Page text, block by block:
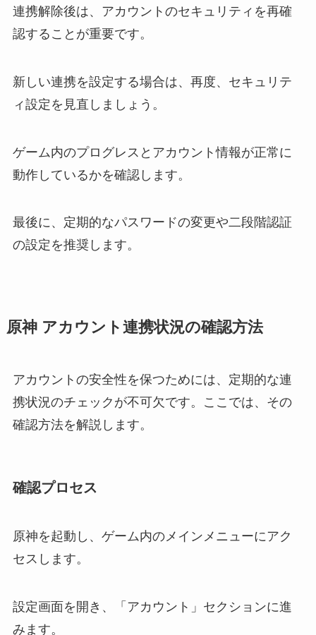
連携解除後は、アカウントのセキュリティを再確
認することが重要です。
新しい連携を設定する場合は、再度、セキュリテ
ィ設定を見直しましょう。
ゲーム内のプログレスとアカウント情報が正常に
動作しているかを確認します。
最後に、定期的なパスワードの変更や二段階認証
の設定を推奨します。
原神 アカウント連携状況の確認方法
アカウントの安全性を保つためには、定期的な連
携状況のチェックが不可欠です。ここでは、その
確認方法を解説します。
確認プロセス
原神を起動し、ゲーム内のメインメニューにアク
セスします。
設定画面を開き、「アカウント」セクションに進
みます。